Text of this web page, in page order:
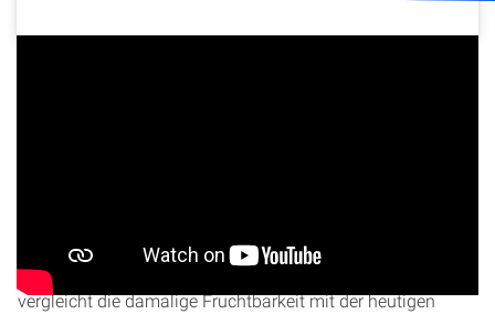
die Zuhörer mit an den Ort des Geschehens und beleuchtet
die biblische Darstellung der Region vor ihrer Zerstörung. Er
vergleicht die damalige Fruchtbarkeit mit der heutigen